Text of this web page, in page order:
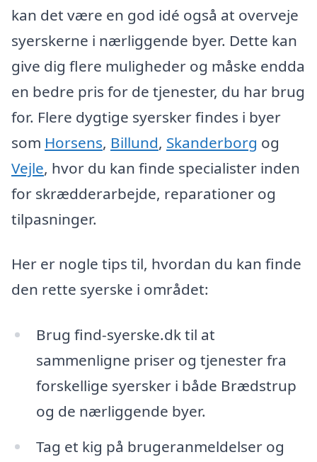
kan det være en god idé også at overveje
syerskerne i nærliggende byer. Dette kan
give dig flere muligheder og måske endda
en bedre pris for de tjenester, du har brug
for. Flere dygtige syersker findes i byer
som Horsens, Billund, Skanderborg og
Vejle, hvor du kan finde specialister inden
for skrædderarbejde, reparationer og
tilpasninger.
Her er nogle tips til, hvordan du kan finde
den rette syerske i området:
Brug find-syerske.dk til at
sammenligne priser og tjenester fra
forskellige syersker i både Brædstrup
og de nærliggende byer.
Tag et kig på brugeranmeldelser og